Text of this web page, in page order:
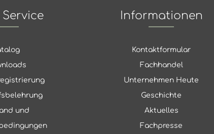
und
Informationen
Kontaktformular
Fachhandel
Unternehmen Heute
Geschichte
Aktuelles
Fachpresse